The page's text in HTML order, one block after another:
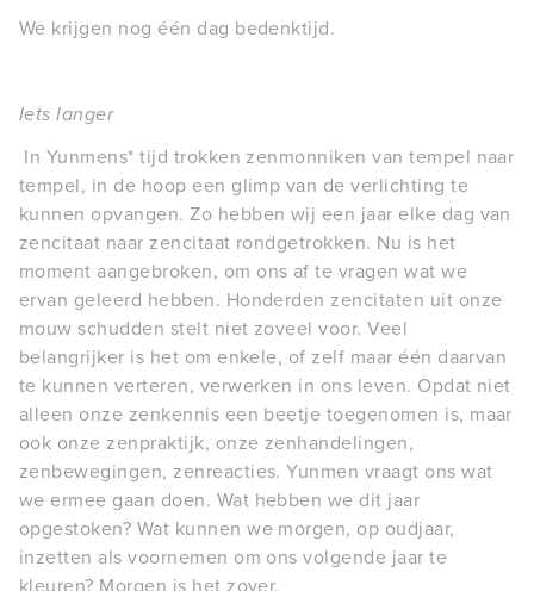
We krijgen nog één dag bedenktijd.
Iets langer
In Yunmens* tijd trokken zenmonniken van tempel naar
tempel, in de hoop een glimp van de verlichting te
kunnen opvangen. Zo hebben wij een jaar elke dag van
zencitaat naar zencitaat rondgetrokken. Nu is het
moment aangebroken, om ons af te vragen wat we
ervan geleerd hebben. Honderden zencitaten uit onze
mouw schudden stelt niet zoveel voor. Veel
belangrijker is het om enkele, of zelf maar één daarvan
te kunnen verteren, verwerken in ons leven. Opdat niet
alleen onze zenkennis een beetje toegenomen is, maar
ook onze zenpraktijk, onze zenhandelingen,
zenbewegingen, zenreacties. Yunmen vraagt ons wat
we ermee gaan doen. Wat hebben we dit jaar
opgestoken? Wat kunnen we morgen, op oudjaar,
inzetten als voornemen om ons volgende jaar te
kleuren? Morgen is het zover.